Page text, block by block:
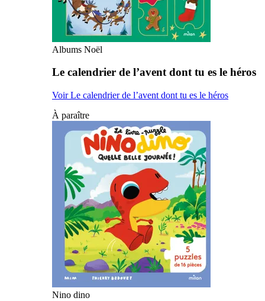
Albums Noël
Le calendrier de l’avent dont tu es le héros
Voir Le calendrier de l’avent dont tu es le héros
À paraître
Nino dino